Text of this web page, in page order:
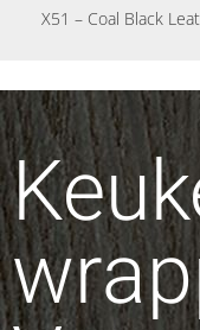
X51 – Coal Black